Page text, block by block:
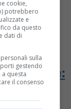
su RaiTre:
cookie,
potrebbero
e
da questo
dati di
sulla
gestendo
questa
il consenso